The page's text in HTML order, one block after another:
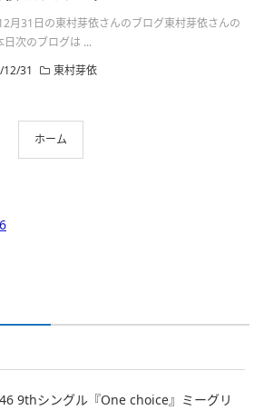
月31日の東村芽依さんのブログ東村芽依さんの
日次のブログは ...
31
東村芽依
ホーム
9thシングル『One choice』ミーグリ